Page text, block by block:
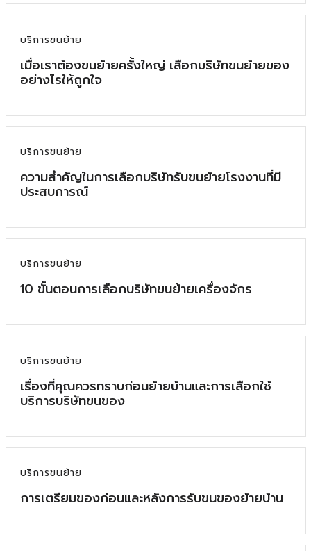
บริการขนย้าย
เมื่อเราต้องขนย้ายครั้งใหญ่ เลือกบริษัทขนย้ายของ
อย่างไรให้ถูกใจ
บริการขนย้าย
ความสำคัญในการเลือกบริษัทรับขนย้ายโรงงานที่มี
ประสบการณ์
บริการขนย้าย
10 ขั้นตอนการเลือกบริษัทขนย้ายเครื่องจักร
บริการขนย้าย
เรื่องที่คุณควรทราบก่อนย้ายบ้านและการเลือกใช้
บริการบริษัทขนของ
บริการขนย้าย
การเตรียมของก่อนและหลังการรับขนของย้ายบ้าน